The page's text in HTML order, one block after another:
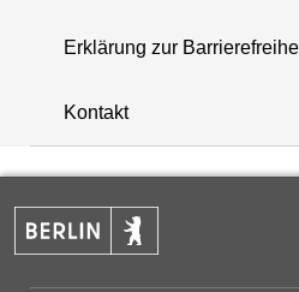
+
−
Erklärung zur
Kontakt